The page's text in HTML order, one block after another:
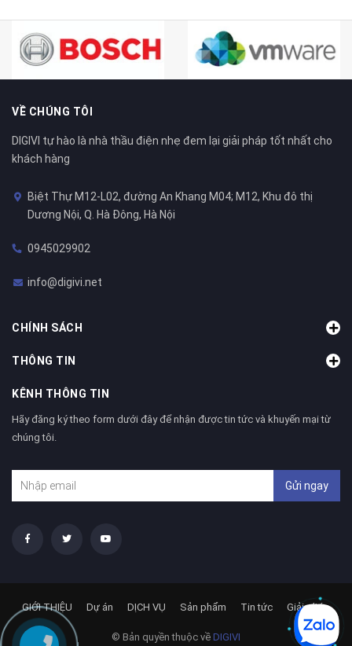
VỀ CHÚNG TÔI
DIGIVI tự hào là nhà thầu điện nhẹ đem lại giải pháp tốt nhất cho
khách hàng
Biệt Thự M12-L02, đường An Khang M04; M12, Khu đô thị
Dương Nội, Q. Hà Đông, Hà Nội
0945029902
info@digivi.net
CHÍNH SÁCH
THÔNG TIN
KÊNH THÔNG TIN
Hãy đăng ký theo form dưới đây để nhận được tin tức và khuyến mại từ
chúng tôi.
Gửi ngay
© Bản quyền thuộc về DIGIVI
GIỚI THIỆU Dự án DỊCH VỤ Sản phẩm Tin tức Giải pháp